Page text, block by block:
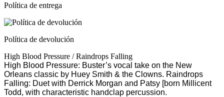
Política de entrega
Política de devolución
High Blood Pressure / Raindrops Falling
High Blood Pressure: Buster’s vocal take on the New
Orleans classic by Huey Smith & the Clowns. Raindrops
Falling: Duet with Derrick Morgan and Patsy [born Millicent
Todd, with characteristic handclap percussion.